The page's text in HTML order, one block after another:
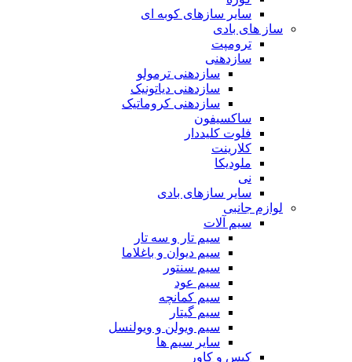
سایر سازهای کوبه ای
ساز های بادی
ترومپت
سازدهنی
سازدهنی ترمولو
سازدهنی دیاتونیک
سازدهنی کروماتیک
ساکسیفون
فلوت کلیددار
کلارینت
ملودیکا
نی
سایر سازهای بادی
لوازم جانبی
سیم آلات
سیم تار و سه تار
سیم دیوان و باغلاما
سیم سنتور
سیم عود
سیم کمانچه
سیم گیتار
سیم ویولن و ویولنسل
سایر سیم ها
کیس و کاور